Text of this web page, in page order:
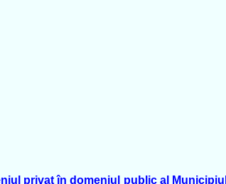
privat în domeniul public al